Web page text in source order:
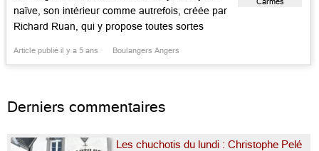
naïve, son intérieur comme autrefois, créée par
Richard Ruan, qui y propose toutes sortes
baguette craquante, des pains au levain variés,
Article publié il y a 5 ans Boulangers Angers
Derniers commentaires
Les chuchotis du lundi : Christophe Pelé